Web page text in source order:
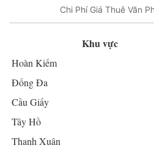
Chi Phí Giá Thuê Văn
Khu vực
Hoàn Kiếm
Đống Đa
Cầu Giấy
Tây Hồ
Thanh Xuân